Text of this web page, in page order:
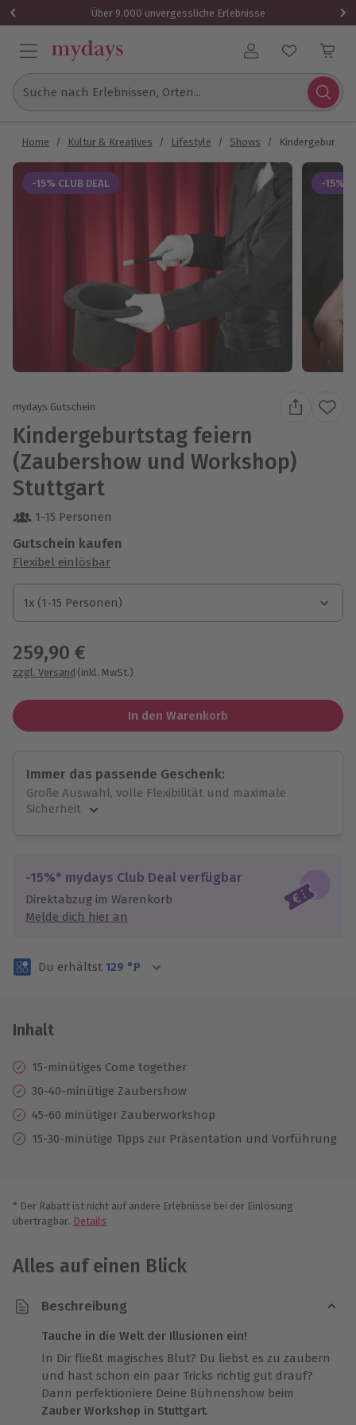
Über 9.000 unvergessliche Erlebnisse
Benutzerkonto
Suche nach Erlebnissen, Orten...
Home / Kultur & Kreatives / Lifestyle / Shows /
-15% CLUB DEAL -15%
mydays Gutschein
Kindergeburtstag feiern
(Zaubershow und Workshop)
Stuttgart
1-15 Personen
Gutschein kaufen
Flexibel einlösbar
1x (1-15 Personen)
1x (1-15 Personen)
1x (1-15 Personen)
259,90 €
zzgl. Versand (inkl. MwSt.)
In den Warenkorb
Immer das passende Geschenk:
Große Auswahl, volle Flexibilität und maximale
Sicherheit
Jeder Gutschein für alle Erlebnisse einlösbar.
Maximale Sicherheit
3 Jahre gültig & verlängerbar.
-15%* mydays Club Deal verfügbar
Direktabzug im Warenkorb
Melde dich hier an
Du erhältst 129 °P
Inhalt
15-minütiges Come together
30-40-minütige Zaubershow
45-60 minütiger Zauberworkshop
15-30-minütige Tipps zur Präsentation und Vorführung
* Der Rabatt ist nicht auf andere Erlebnisse bei der Einlösung
übertragbar. Details
Alles auf einen Blick
Beschreibung
Tauche in die Welt der Illusionen ein!
In Dir fließt magisches Blut? Du liebst es zu zaubern
und hast schon ein paar Tricks richtig gut drauf?
Dann perfektioniere Deine Bühnenshow beim
Zauber Workshop in Stuttgart.